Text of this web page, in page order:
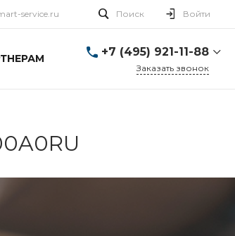
service.ru Поиск Войти
+7 (495) 921-11-88
Заказать звонок